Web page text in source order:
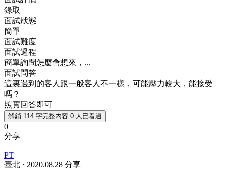
錄取
面試狀態
簡單
面試難度
面試過程
簡單詢問怎麼會想來，...
面試問答
這裏遇到的客人跟一般客人不一樣，可能壓力較大，能接受
嗎？
照實回答即可
解鎖 114 字完整內容 0 人已看過
0
分享
PT
臺北 · 2020.08.28 分享